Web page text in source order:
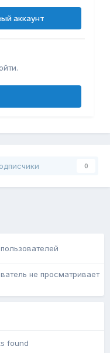
аккаунт
0
не просматривает
found